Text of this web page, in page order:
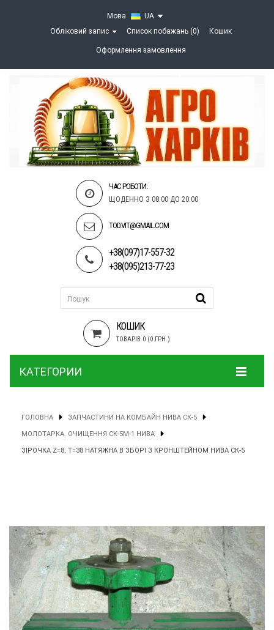
Мова
UA
Обліковий запис
Список побажань (0) Кошик
Оформлення замовлення
ЧАС РОБОТИ:
ЩОДЕННО З 08:00 ДО 20:00
TOD.VIT@GMAIL.COM
+38(097)17-557-32
+38(095)213-77-23
КОШИК
ТОВАРІВ 0 (0 ГРН.)
КАТЕГОРИИ
ГОЛОВНА ЗАПЧАСТИНИ НА КОМБАЙН НИВА СК-5
МОЛОТАРКА. ОЧИЩЕННЯ СК-5М-1 НИВА
ЗІРОЧКА Z=8, T=38 НАТЯЖНА В ЗБОРІ З КРОНШТЕЙНОМ НИВА СК-5